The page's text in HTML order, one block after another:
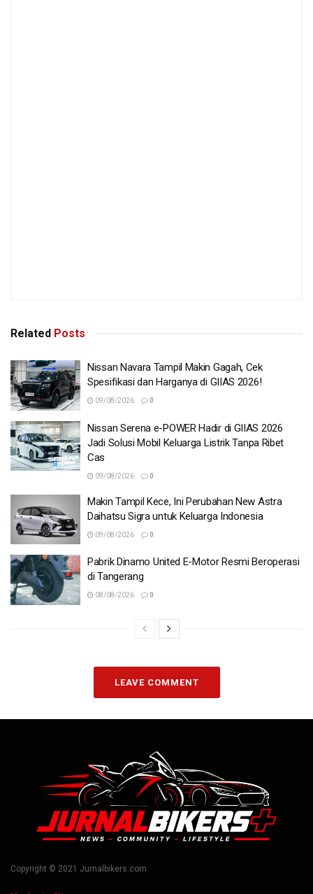
Related Posts
Nissan Navara Tampil Makin Gagah, Cek
Spesifikasi dan Harganya di GIIAS 2026!
09/08/2026 0
Nissan Serena e-POWER Hadir di GIIAS 2026
Jadi Solusi Mobil Keluarga Listrik Tanpa Ribet
Cas
09/08/2026 0
Makin Tampil Kece, Ini Perubahan New Astra
Daihatsu Sigra untuk Keluarga Indonesia
09/08/2026 0
Pabrik Dinamo United E-Motor Resmi Beroperasi
di Tangerang
08/08/2026 0
LEAVE COMMENT
Copyright © 2021 Jurnalbikers.com